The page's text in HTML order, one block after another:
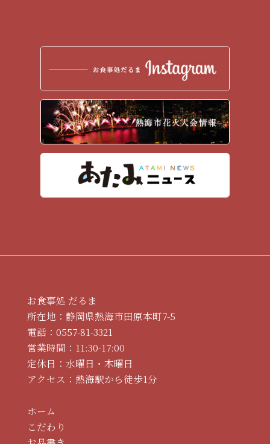
お食事処 だるま
所在地：静岡県熱海市田原本町7-5
電話： 0557-81-3321
営業時間：11:30-17:00
定休日：水曜日・木曜日
アクセス：熱海駅から徒歩1分
ホーム
こだわり